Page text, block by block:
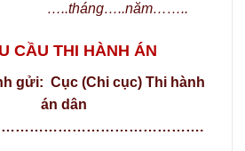
…..tháng…..năm……..
CẦU THI HÀNH ÁN
gửi: Cục (Chi cục) Thi hành
án dân